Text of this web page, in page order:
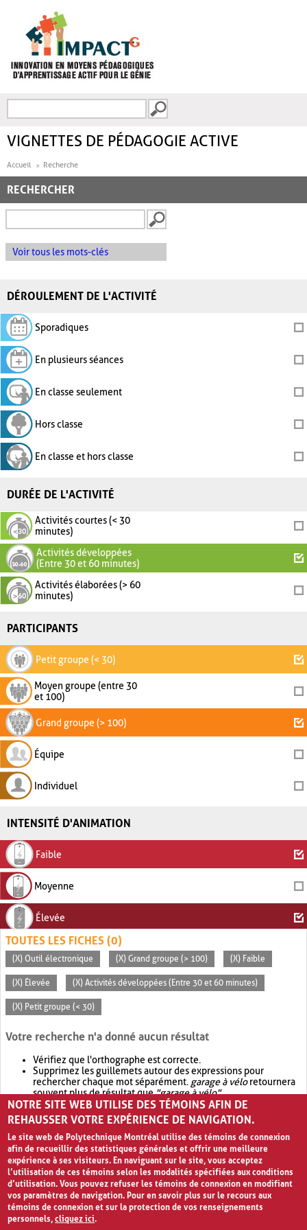
FORMULAIRE DE
VIGNETTES DE PÉDAGOGIE ACTIVE
Accueil Recherche
RECHERCHER
Voir tous les mots-clés
DÉROULEMENT DE L'ACTIVITÉ
Sporadiques
En plusieurs séances
En classe seulement
Hors classe
En classe et hors classe
DURÉE DE L'ACTIVITÉ
Activités courtes (< 30
minutes)
Activités développées
(Entre 30 et 60 minutes)
Activités élaborées (> 60
minutes)
PARTICIPANTS
Petit groupe (< 30)
Moyen groupe (entre 30
et 100)
Grand groupe (> 100)
Équipe
Individuel
INTENSITÉ D'ANIMATION
Faible
Moyenne
Élevée
TOUTES LES FICHES (0)
(X) Outil électronique (X) Grand groupe (> 100) (X) Faible
(X) Élevée (X) Activités développées (Entre 30 et 60 minutes)
(X) Petit groupe (< 30)
Votre recherche n'a donné aucun résultat
Vérifiez que l'orthographe est correcte.
Supprimez les guillemets autour des expressions pour
rechercher chaque mot séparément. garage à véloretournera
souvent plus de résultat que"garage à vélo".
Envisagez d'élargir votre recherche avec OR.garage OR vélo
retournera souvent plus de résultat quegarage à vélo
NOTRE SITE WEB UTILISE DES TÉMOINS AFIN DE
REHAUSSER VOTRE EXPÉRIENCE DE NAVIGATION.
Le site web de Polytechnique Montréal utilise des témoins de connexion
afin de recueillir des statistiques générales et offrir une meilleure
expérience à ses visiteurs. En naviguant sur le site, vous acceptez
l’utilisation de ces témoins selon les modalités spécifiées aux conditions
d’utilisation. Vous pouvez refuser les témoins de connexion en modifiant
vos paramètres de navigation. Pour en savoir plus sur le recours aux
témoins de connexion et sur la protection de vos renseignements
personnels,cliquez ici.